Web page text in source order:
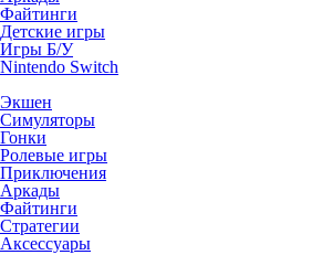
Файтинги
Детские игры
Игры Б/У
Nintendo Switch
Экшен
Симуляторы
Гонки
Ролевые игры
Приключения
Аркады
Файтинги
Стратегии
Аксессуары